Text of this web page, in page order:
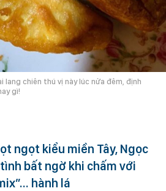
lang chiên thú vị này lúc nửa đêm, định
gì!
ngọt kiểu miền Tây, Ngọc
bất ngờ khi chấm với
hành lá